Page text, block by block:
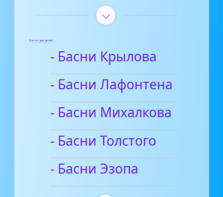
Басни для детей
- Басни Крылова
- Басни Лафонтена
- Басни Михалкова
- Басни Толстого
- Басни Эзопа